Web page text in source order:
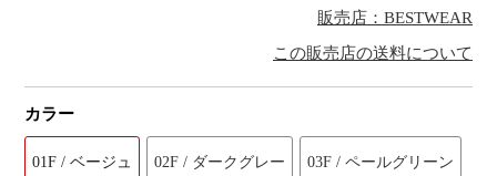
販売店：BESTWEAR
この販売店の送料について
カラー
01F / ベージュ 02F / ダークグレー 03F / ペールグリーン